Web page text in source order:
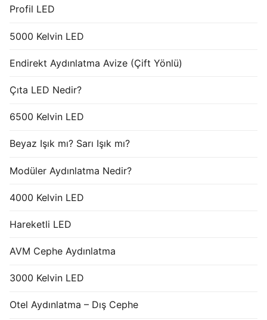
Profil LED
5000 Kelvin LED
Endirekt Aydınlatma Avize (Çift Yönlü)
Çıta LED Nedir?
6500 Kelvin LED
Beyaz Işık mı? Sarı Işık mı?
Modüler Aydınlatma Nedir?
4000 Kelvin LED
Hareketli LED
AVM Cephe Aydınlatma
3000 Kelvin LED
Otel Aydınlatma – Dış Cephe